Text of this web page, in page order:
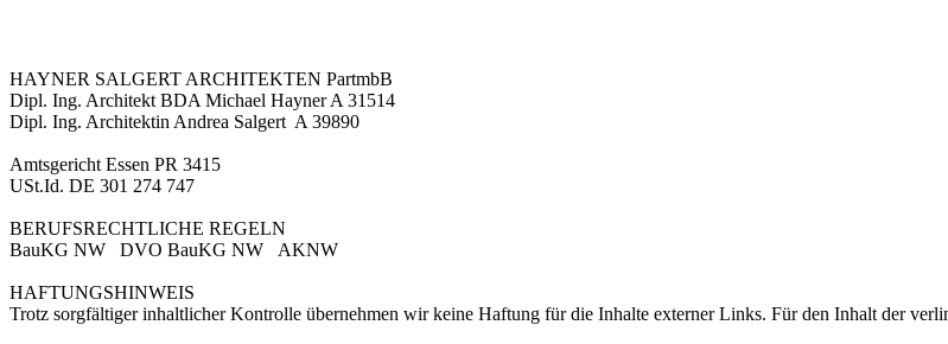
HAYNER SALGERT ARCHITEKTEN PartmbB
Dipl. Ing. Architekt BDA Michael Hayner A 31514
Dipl. Ing. Architektin Andrea Salgert A 39890
Amtsgericht Essen PR 3415
USt.Id. DE 301 274 747
BERUFSRECHTLICHE REGELN
BauKG NW DVO BauKG NW AKNW
HAFTUNGSHINWEIS
Trotz sorgfältiger inhaltlicher Kontrolle übernehmen wir keine Haftung für die Inhalte externer Links. Für den Inhalt der